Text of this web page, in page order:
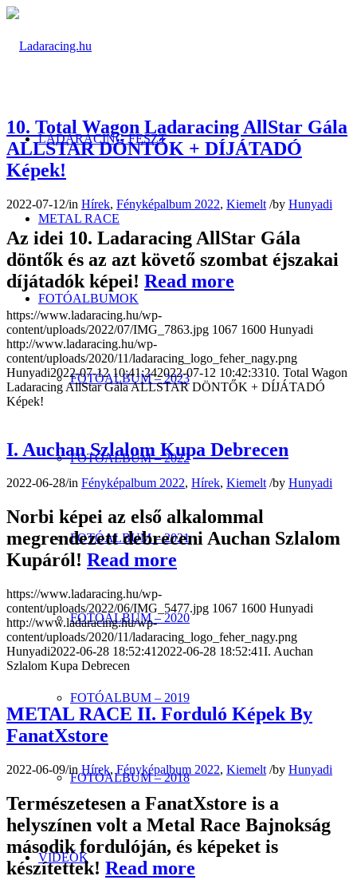
LADARACING FESZT
METAL RACE
FOTÓALBUMOK
FOTÓALBUM – 2023
FOTÓALBUM – 2022
FOTÓALBUM – 2021
FOTÓALBUM – 2020
FOTÓALBUM – 2019
FOTÓALBUM – 2018
VIDEÓK
10. Total Wagon Ladaracing AllStar Gála
ALLSTAR DÖNTŐK + DÍJÁTADÓ
Képek!
2022-07-12/in Hírek, Fényképalbum 2022, Kiemelt /by Hunyadi
Az idei 10. Ladaracing AllStar Gála
döntők és az azt követő szombat éjszakai
díjátadók képei! Read more
https://www.ladaracing.hu/wp-
content/uploads/2022/07/IMG_7863.jpg 1067 1600 Hunyadi
http://www.ladaracing.hu/wp-
content/uploads/2020/11/ladaracing_logo_feher_nagy.png
Hunyadi2022-07-12 10:41:242022-07-12 10:42:3310. Total Wagon
Ladaracing AllStar Gála ALLSTAR DÖNTŐK + DÍJÁTADÓ
Képek!
I. Auchan Szlalom Kupa Debrecen
2022-06-28/in Fényképalbum 2022, Hírek, Kiemelt /by Hunyadi
Norbi képei az első alkalommal
megrendezett debreceni Auchan Szlalom
Kupáról! Read more
https://www.ladaracing.hu/wp-
content/uploads/2022/06/IMG_5477.jpg 1067 1600 Hunyadi
http://www.ladaracing.hu/wp-
content/uploads/2020/11/ladaracing_logo_feher_nagy.png
Hunyadi2022-06-28 18:52:41 2022-06-28 18:52:41I. Auchan
Szlalom Kupa Debrecen
METAL RACE II. Forduló Képek By
FanatXstore
2022-06-09/in Hírek, Fényképalbum 2022, Kiemelt /by Hunyadi
Természetesen a FanatXstore is a
helyszínen volt a Metal Race Bajnokság
második fordulóján, és képeket is
készítettek! Read more